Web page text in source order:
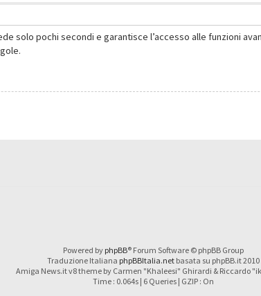
solo pochi secondi e garantisce l’accesso alle funzioni
Powered by phpBB® Forum Software © phpBB Group
Traduzione Italiana phpBBItalia.netbasata su phpBB.it 2010
Amiga News.it v8 theme by Carmen "Khaleesi" Ghirardi & Riccardo
Time : 0.064s | 6 Queries | GZIP : On